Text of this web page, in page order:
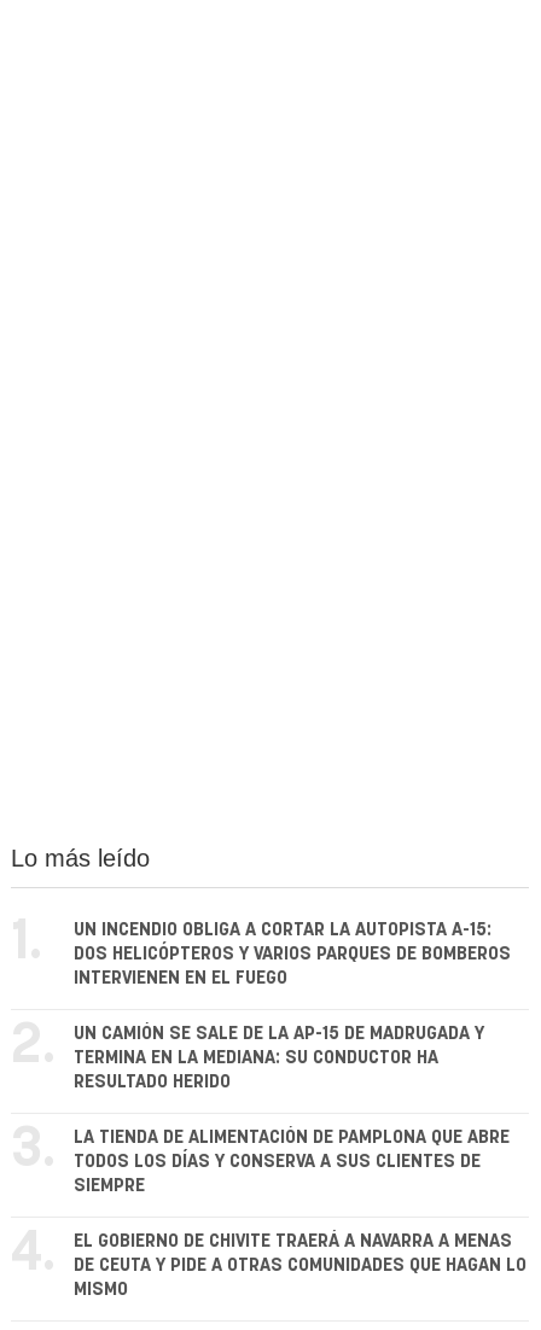
Lo más leído
1.
UN INCENDIO OBLIGA A CORTAR LA AUTOPISTA A-15:
DOS HELICÓPTEROS Y VARIOS PARQUES DE BOMBEROS
INTERVIENEN EN EL FUEGO
2.
UN CAMIÓN SE SALE DE LA AP-15 DE MADRUGADA Y
TERMINA EN LA MEDIANA: SU CONDUCTOR HA
RESULTADO HERIDO
3.
LA TIENDA DE ALIMENTACIÓN DE PAMPLONA QUE ABRE
TODOS LOS DÍAS Y CONSERVA A SUS CLIENTES DE
SIEMPRE
4.
EL GOBIERNO DE CHIVITE TRAERÁ A NAVARRA A MENAS
DE CEUTA Y PIDE A OTRAS COMUNIDADES QUE HAGAN LO
MISMO